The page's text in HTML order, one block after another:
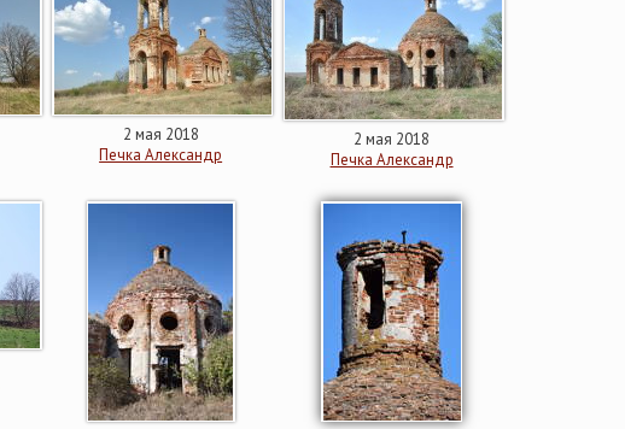
2 мая 2018
Печка Александр
2 мая 2018
Печка Александр